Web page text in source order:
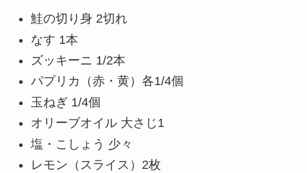
鮭の切り身 2切れ
なす 1本
ズッキーニ 1/2本
パプリカ（赤・黄）各1/4個
玉ねぎ 1/4個
オリーブオイル 大さじ1
塩・こしょう 少々
レモン（スライス）2枚